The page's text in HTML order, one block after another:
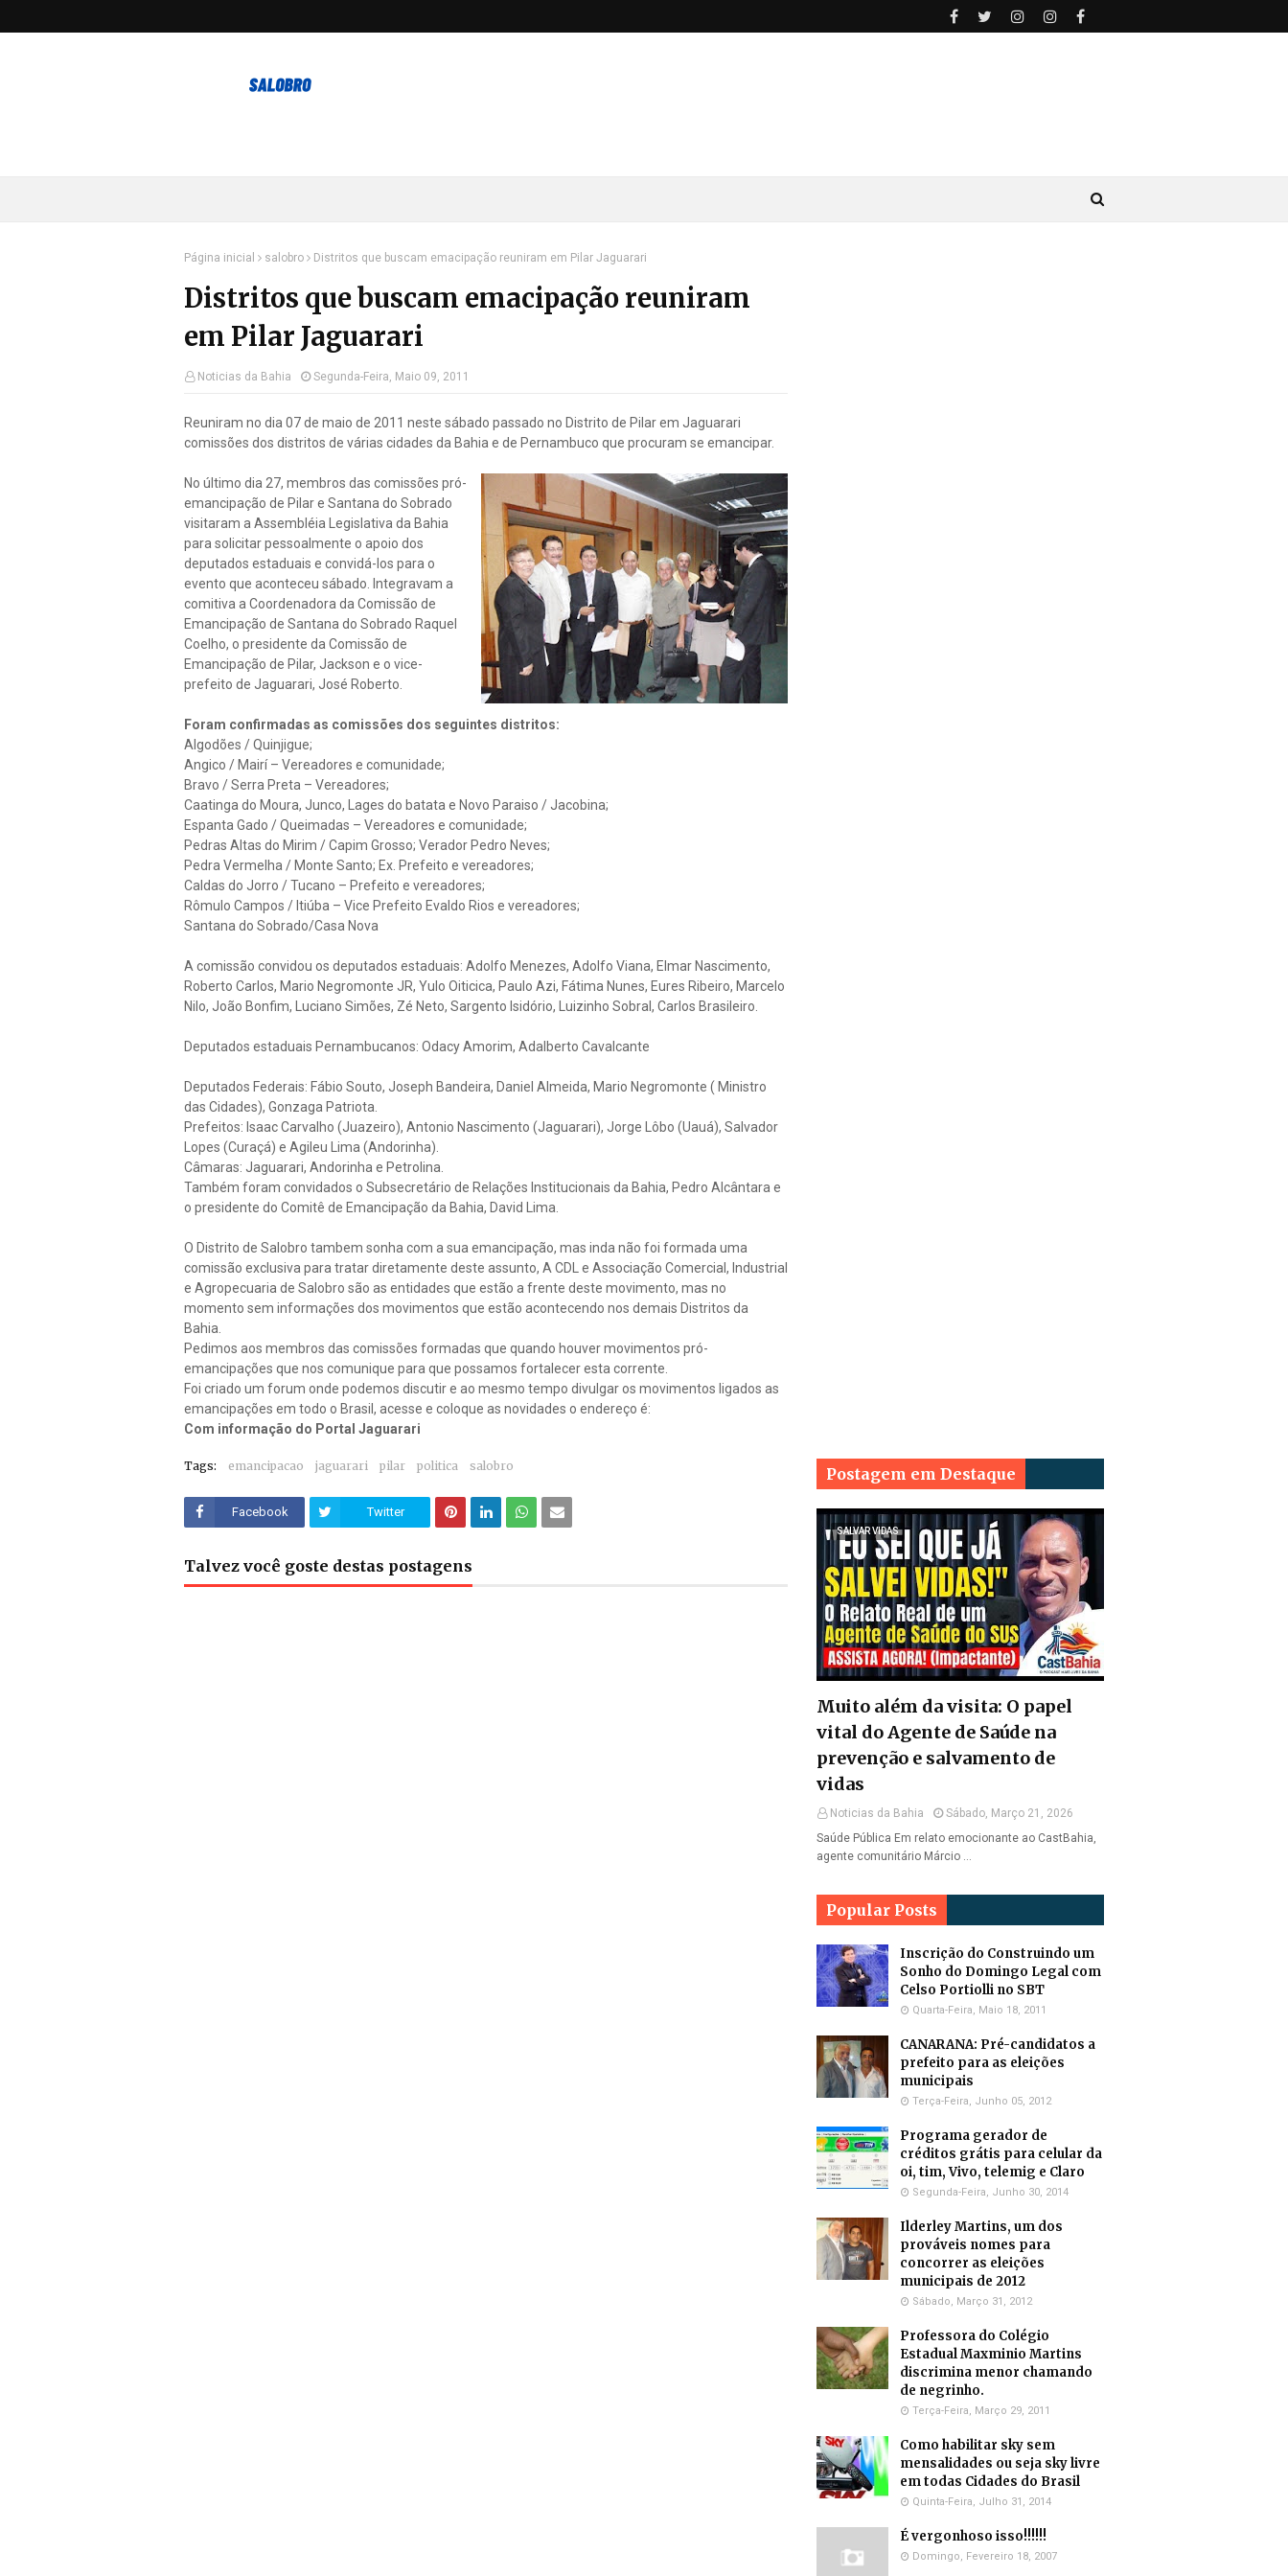
Página inicial salobro Distritos que buscam emacipação reuniram em Pilar Jaguarari
Distritos que buscam emacipação reuniram
em Pilar Jaguarari
Noticias da Bahia Segunda-Feira, Maio 09, 2011
Reuniram no dia 07 de maio de 2011 neste sábado passado no Distrito de Pilar em Jaguarari
comissões dos distritos de várias cidades da Bahia e de Pernambuco que procuram se emancipar.
No último dia 27, membros das comissões pró-
emancipação de Pilar e Santana do Sobrado
visitaram a Assembléia Legislativa da Bahia
para solicitar pessoalmente o apoio dos
deputados estaduais e convidá-los para o
evento que aconteceu sábado. Integravam a
comitiva a Coordenadora da Comissão de
Emancipação de Santana do Sobrado Raquel
Coelho, o presidente da Comissão de
Emancipação de Pilar, Jackson e o vice-
prefeito de Jaguarari, José Roberto.
Foram confirmadas as comissões dos seguintes distritos:
Algodões / Quinjigue;
Angico / Mairí – Vereadores e comunidade;
Bravo / Serra Preta – Vereadores;
Caatinga do Moura, Junco, Lages do batata e Novo Paraiso / Jacobina;
Espanta Gado / Queimadas – Vereadores e comunidade;
Pedras Altas do Mirim / Capim Grosso; Verador Pedro Neves;
Pedra Vermelha / Monte Santo; Ex. Prefeito e vereadores;
Caldas do Jorro / Tucano – Prefeito e vereadores;
Rômulo Campos / Itiúba – Vice Prefeito Evaldo Rios e vereadores;
Santana do Sobrado/Casa Nova
A comissão convidou os deputados estaduais: Adolfo Menezes, Adolfo Viana, Elmar Nascimento,
Roberto Carlos, Mario Negromonte JR, Yulo Oiticica, Paulo Azi, Fátima Nunes, Eures Ribeiro, Marcelo
Nilo, João Bonfim, Luciano Simões, Zé Neto, Sargento Isidório, Luizinho Sobral, Carlos Brasileiro.
Deputados estaduais Pernambucanos: Odacy Amorim, Adalberto Cavalcante
Deputados Federais: Fábio Souto, Joseph Bandeira, Daniel Almeida, Mario Negromonte ( Ministro
das Cidades), Gonzaga Patriota.
Prefeitos: Isaac Carvalho (Juazeiro), Antonio Nascimento (Jaguarari), Jorge Lôbo (Uauá), Salvador
Lopes (Curaçá) e Agileu Lima (Andorinha).
Câmaras: Jaguarari, Andorinha e Petrolina.
Também foram convidados o Subsecretário de Relações Institucionais da Bahia, Pedro Alcântara e
o presidente do Comitê de Emancipação da Bahia, David Lima.
O Distrito de Salobro tambem sonha com a sua emancipação, mas inda não foi formada uma
comissão exclusiva para tratar diretamente deste assunto, A CDL e Associação Comercial, Industrial
e Agropecuaria de Salobro são as entidades que estão a frente deste movimento, mas no
momento sem informações dos movimentos que estão acontecendo nos demais Distritos da
Bahia.
Pedimos aos membros das comissões formadas que quando houver movimentos pró-
emancipações que nos comunique para que possamos fortalecer esta corrente.
Foi criado um forum onde podemos discutir e ao mesmo tempo divulgar os movimentos ligados as
emancipações em todo o Brasil, acesse e coloque as novidades o endereço é:
Com informação do Portal Jaguarari
Tags: emancipacao jaguarari pilar politica salobro
Facebook Twitter
Talvez você goste destas postagens
Postagem em Destaque
SALVAR VIDAS
Muito além da visita: O papel
vital do Agente de Saúde na
prevenção e salvamento de
vidas
Noticias da Bahia
Sábado, Março 21, 2026
Saúde Pública Em relato emocionante ao CastBahia,
agente comunitário Márcio …
Popular Posts
Inscrição do Construindo um
Sonho do Domingo Legal com
Celso Portiolli no SBT
Quarta-Feira, Maio 18, 2011
CANARANA: Pré-candidatos a
prefeito para as eleições
municipais
Terça-Feira, Junho 05, 2012
Programa gerador de
créditos grátis para celular da
oi, tim, Vivo, telemig e Claro
Segunda-Feira, Junho 30, 2014
Ilderley Martins, um dos
prováveis nomes para
concorrer as eleições
municipais de 2012
Sábado, Março 31, 2012
Professora do Colégio
Estadual Maxminio Martins
discrimina menor chamando
de negrinho.
Terça-Feira, Março 29, 2011
Como habilitar sky sem
mensalidades ou seja sky livre
em todas Cidades do Brasil
Quinta-Feira, Julho 31, 2014
É vergonhoso isso!!!!!!
Domingo, Fevereiro 18, 2007